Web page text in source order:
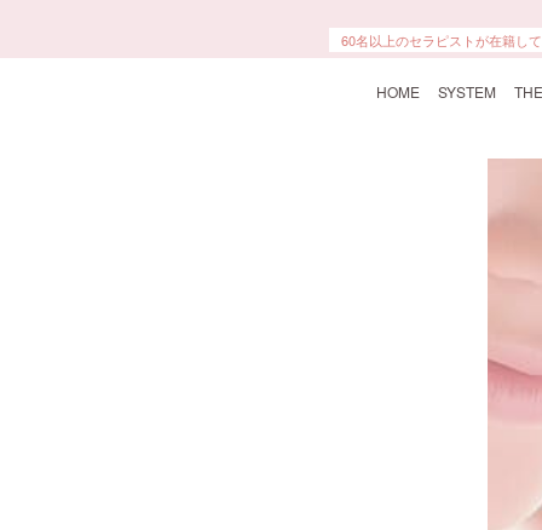
60名以上のセラピストが在籍して
HOME SYSTEM